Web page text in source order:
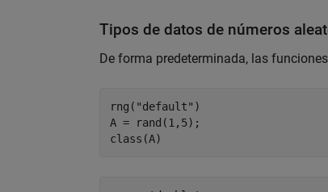
Tipos de datos de números
De forma predeterminada, las funciones
rng( "default" )
A = rand(1,5);
class(A)